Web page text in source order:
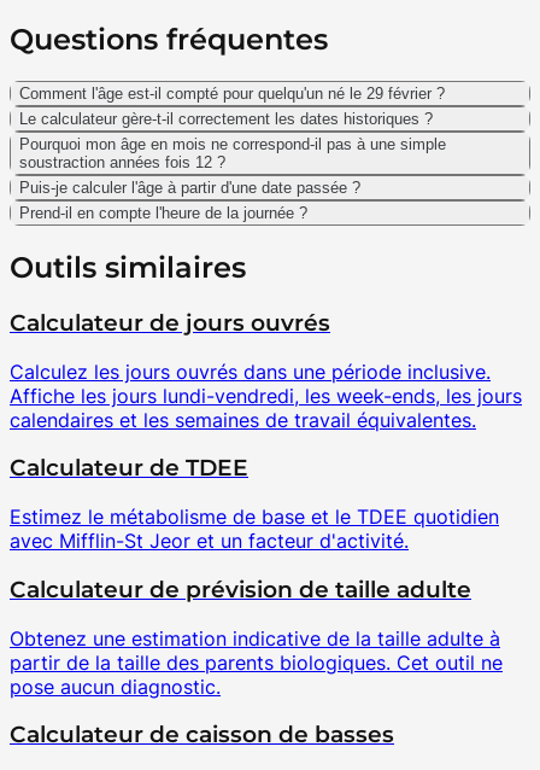
Questions fréquentes
Comment l'âge est-il compté pour quelqu'un né le 29 février ?
Le calculateur gère-t-il correctement les dates historiques ?
Pourquoi mon âge en mois ne correspond-il pas à une simple
soustraction années fois 12 ?
Puis-je calculer l'âge à partir d'une date passée ?
Prend-il en compte l'heure de la journée ?
Outils similaires
Calculateur de jours ouvrés
Calculez les jours ouvrés dans une période inclusive.
Affiche les jours lundi-vendredi, les week-ends, les jours
calendaires et les semaines de travail équivalentes.
Calculateur de TDEE
Estimez le métabolisme de base et le TDEE quotidien
avec Mifflin-St Jeor et un facteur d'activité.
Calculateur de prévision de taille adulte
Obtenez une estimation indicative de la taille adulte à
partir de la taille des parents biologiques. Cet outil ne
pose aucun diagnostic.
Calculateur de caisson de basses